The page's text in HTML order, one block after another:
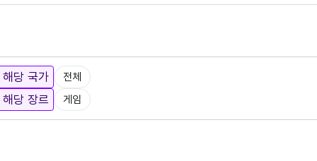
해당 국가 전체
해당 장르 게임